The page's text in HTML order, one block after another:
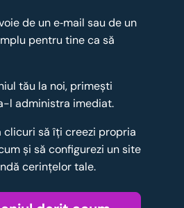
de un e‑mail sau de un
pentru tine ca să
tău la noi, primești
l administra imediat.
să îţi creezi propria
şi să configurezi un site
cerinţelor tale.